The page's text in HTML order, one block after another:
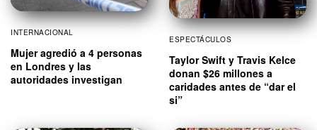
INTERNACIONAL
Mujer agredió a 4 personas
en Londres y las
autoridades investigan
ESPECTÁCULOS
Taylor Swift y Travis Kelce
donan $26 millones a
caridades antes de “dar el
si”